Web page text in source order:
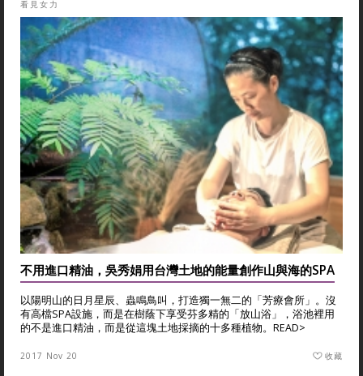
看見女力
不用進口精油，吳秀娟用台灣土地的能量創作山與海的SPA
以陽明山的日月星辰、蟲鳴鳥叫，打造獨一無二的「芳療會所」。沒
有高檔SPA設施，而是在樹蔭下享受芬多精的「放山浴」，浴池裡用
的不是進口精油，而是從這塊土地採摘的十多種植物。 READ>
2017 Nov 20 收藏